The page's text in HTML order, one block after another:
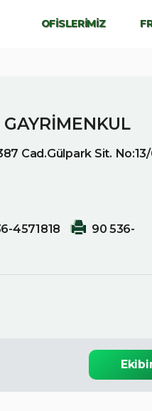
OFİSLERİMİZ
Cad.Gülpark Sit.
4571818
90 536-